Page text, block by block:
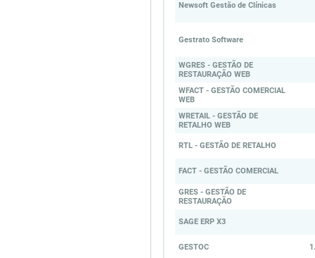
Newsoft Gestão de Clínicas
Gestrato Software
WGRES - GESTÃO DE
RESTAURAÇÃO WEB
WFACT - GESTÃO COMERCIAL
WEB
WRETAIL - GESTÃO DE
RETALHO WEB
RTL - GESTÃO DE RETALHO
FACT - GESTÃO COMERCIAL
GRES - GESTÃO DE
RESTAURAÇÃO
SAGE ERP X3
GESTOC